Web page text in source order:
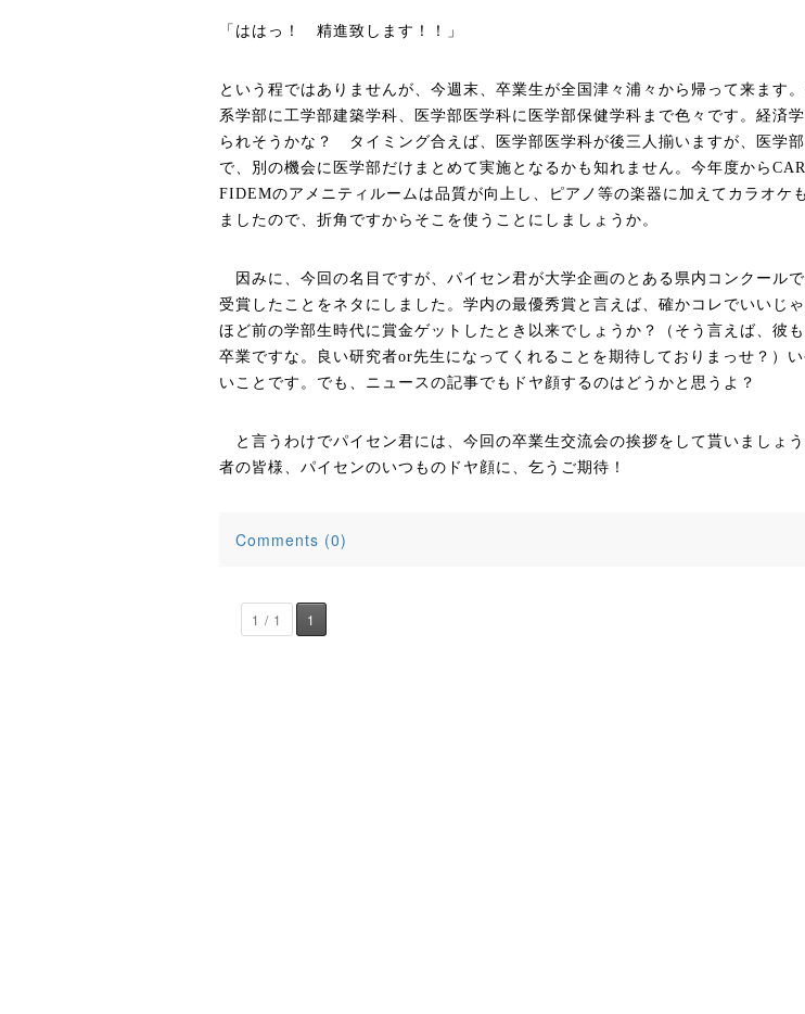
「ははっ！ 精進致します！！」
という程ではありませんが、今週末、卒業生が全国津々浦々から帰って来ます
系学部に工学部建築学科、医学部医学科に医学部保健学科まで色々です。経済
られそうかな？ タイミング合えば、医学部医学科が後三人揃いますが、医学
で、別の機会に医学部だけまとめて実施となるかも知れません。今年度から
FIDEMのアメニティルームは品質が向上し、ピアノ等の楽器に加えてカラオケ
ましたので、折角ですからそこを使うことにしましょうか。
因みに、今回の名目ですが、パイセン君が大学企画のとある県内コンクール
受賞したことをネタにしました。学内の最優秀賞と言えば、確かコレでいいじ
ほど前の学部生時代に賞金ゲットしたとき以来でしょうか？（そう言えば、彼
卒業ですな。良い研究者or先生になってくれることを期待しておりまっせ？）
いことです。でも、ニュースの記事でもドヤ顔するのはどうかと思うよ？
と言うわけでパイセン君には、今回の卒業生交流会の挨拶をして貰いましょ
者の皆様、パイセンのいつものドヤ顔に、乞うご期待！
Comments (0)
1 / 1 1